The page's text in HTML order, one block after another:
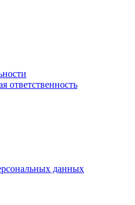
ответственность
данных